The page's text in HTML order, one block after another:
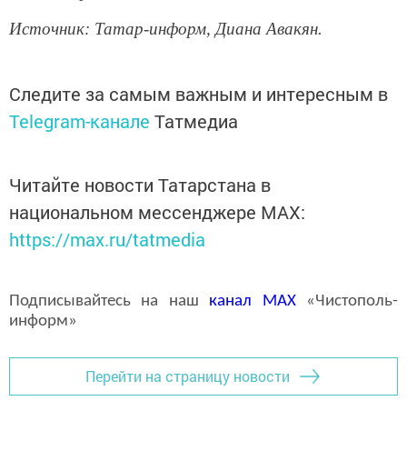
Источник: Татар-информ, Диана Авакян.
Следите за самым важным и интересным в
Telegram-канале Татмедиа
Читайте новости Татарстана в
национальном мессенджере MАХ:
https://max.ru/tatmedia
Подписывайтесь на наш канал MAX«Чистополь-
информ»
Перейти на страницу новости